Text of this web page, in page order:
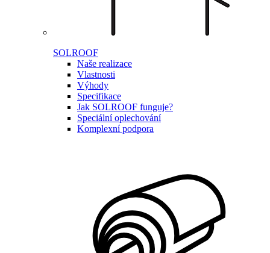
SOLROOF
Naše realizace
Vlastnosti
Výhody
Specifikace
Jak SOLROOF funguje?
Speciální oplechování
Komplexní podpora